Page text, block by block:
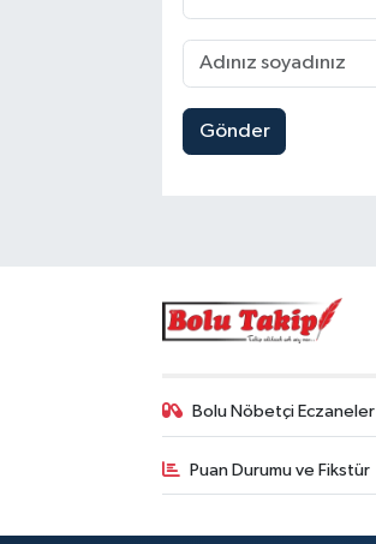
Gönder
Bolu Nöbetçi Eczaneler
Puan Durumu ve Fikstür